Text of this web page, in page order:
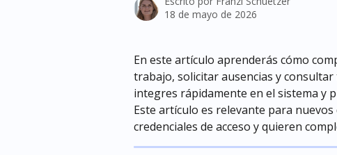
18 de mayo de 2026
En este artículo aprenderás cómo
trabajo, solicitar ausencias y
integres rápidamente en el sistema y
Este artículo es relevante para
credenciales de acceso y quieren